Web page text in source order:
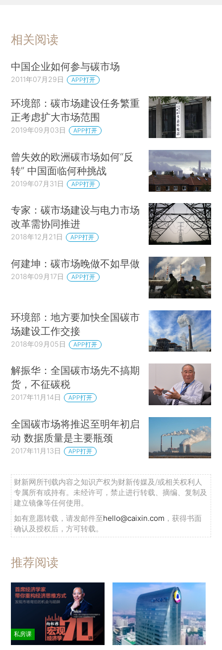
相关阅读
中国企业如何参与碳市场
2011年07月29日 APP打开
环境部：碳市场建设任务繁重
正考虑扩大市场范围
2019年09月03日 APP打开
曾失效的欧洲碳市场如何“反
转” 中国面临何种挑战
2019年07月31日 APP打开
专家：碳市场建设与电力市场
改革需协同推进
2018年12月21日 APP打开
何建坤：碳市场晚做不如早做
2018年09月17日 APP打开
环境部：地方要加快全国碳市
场建设工作交接
2018年09月05日 APP打开
解振华：全国碳市场先不搞期
货，不征碳税
2017年11月14日 APP打开
全国碳市场将推迟至明年初启
动 数据质量是主要瓶颈
2017年11月13日 APP打开
财新网所刊载内容之知识产权为财新传媒及/或相关权利人
专属所有或持有。未经许可，禁止进行转载、摘编、复制及
建立镜像等任何使用。
如有意愿转载，请发邮件至hello@caixin.com ，获得书面
确认及授权后，方可转载。
推荐阅读
私房课